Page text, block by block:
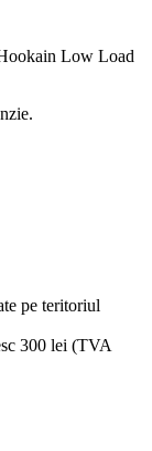
Low Load
pe teritoriul
300 lei (TVA